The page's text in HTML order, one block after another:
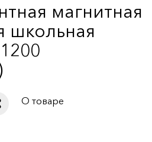
магнитная
школьная
О товаре